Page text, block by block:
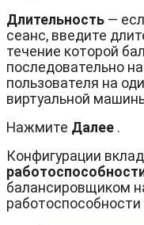
Длительность —
сеанс, введите
течение которой
последовательно
пользователя на
виртуальной
Нажмите Далее .
Конфигурации
балансировщиком
работоспособности